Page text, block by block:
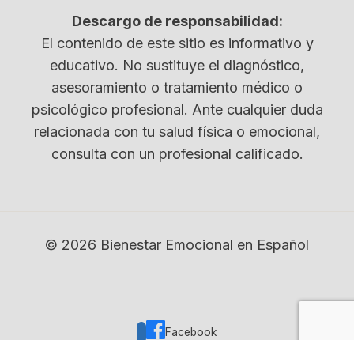
Descargo de responsabilidad:
El contenido de este sitio es informativo y
educativo. No sustituye el diagnóstico,
asesoramiento o tratamiento médico o
psicológico profesional. Ante cualquier duda
relacionada con tu salud física o emocional,
consulta con un profesional calificado.
© 2026 Bienestar Emocional en Español
Facebook